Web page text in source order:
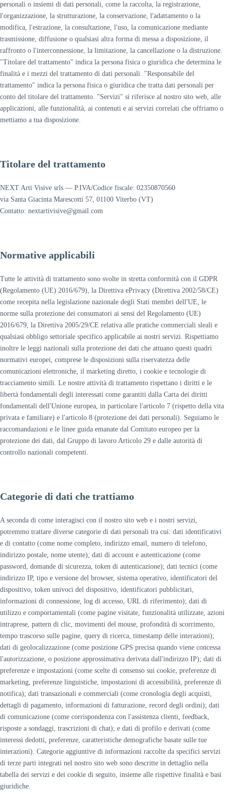
personali o insiemi di dati personali, come la raccolta, la registrazione,
l'organizzazione, la strutturazione, la conservazione, l'adattamento o la
modifica, l'estrazione, la consultazione, l'uso, la comunicazione mediante
trasmissione, diffusione o qualsiasi altra forma di messa a disposizione, il
raffronto o l'interconnessione, la limitazione, la cancellazione o la distruzione.
"Titolare del trattamento" indica la persona fisica o giuridica che determina le
finalità e i mezzi del trattamento di dati personali. "Responsabile del
trattamento" indica la persona fisica o giuridica che tratta dati personali per
conto del titolare del trattamento. "Servizi" si riferisce al nostro sito web, alle
applicazioni, alle funzionalità, ai contenuti e ai servizi correlati che offriamo o
mettiamo a tua disposizione.
Titolare del trattamento
NEXT Arti Visive srls — P.IVA/Codice fiscale: 02350870560
via Santa Giacinta Marescotti 57, 01100 Viterbo (VT)
Contatto: nextartivisive@gmail.com
Normative applicabili
Tutte le attività di trattamento sono svolte in stretta conformità con il GDPR
(Regolamento (UE) 2016/679), la Direttiva ePrivacy (Direttiva 2002/58/CE)
come recepita nella legislazione nazionale degli Stati membri dell'UE, le
norme sulla protezione dei consumatori ai sensi del Regolamento (UE)
2016/679, la Direttiva 2005/29/CE relativa alle pratiche commerciali sleali e
qualsiasi obbligo settoriale specifico applicabile ai nostri servizi. Rispettiamo
inoltre le leggi nazionali sulla protezione dei dati che attuano questi quadri
normativi europei, comprese le disposizioni sulla riservatezza delle
comunicazioni elettroniche, il marketing diretto, i cookie e tecnologie di
tracciamento simili. Le nostre attività di trattamento rispettano i diritti e le
libertà fondamentali degli interessati come garantiti dalla Carta dei diritti
fondamentali dell'Unione europea, in particolare l'articolo 7 (rispetto della vita
privata e familiare) e l'articolo 8 (protezione dei dati personali). Seguiamo le
raccomandazioni e le linee guida emanate dal Comitato europeo per la
protezione dei dati, dal Gruppo di lavoro Articolo 29 e dalle autorità di
controllo nazionali competenti.
Categorie di dati che trattiamo
A seconda di come interagisci con il nostro sito web e i nostri servizi,
potremmo trattare diverse categorie di dati personali tra cui: dati identificativi
e di contatto (come nome completo, indirizzo email, numero di telefono,
indirizzo postale, nome utente); dati di account e autenticazione (come
password, domande di sicurezza, token di autenticazione); dati tecnici (come
indirizzo IP, tipo e versione del browser, sistema operativo, identificatori del
dispositivo, token univoci del dispositivo, identificatori pubblicitari,
informazioni di connessione, log di accesso, URL di riferimento); dati di
utilizzo e comportamentali (come pagine visitate, funzionalità utilizzate, azioni
intraprese, pattern di clic, movimenti del mouse, profondità di scorrimento,
tempo trascorso sulle pagine, query di ricerca, timestamp delle interazioni);
dati di geolocalizzazione (come posizione GPS precisa quando viene concessa
l'autorizzazione, o posizione approssimativa derivata dall'indirizzo IP); dati di
preferenze e impostazioni (come scelte di consenso sui cookie, preferenze di
marketing, preferenze linguistiche, impostazioni di accessibilità, preferenze di
notifica); dati transazionali e commerciali (come cronologia degli acquisti,
dettagli di pagamento, informazioni di fatturazione, record degli ordini); dati
di comunicazione (come corrispondenza con l'assistenza clienti, feedback,
risposte a sondaggi, trascrizioni di chat); e dati di profilo e derivati (come
interessi dedotti, preferenze, caratteristiche demografiche basate sulle tue
interazioni). Categorie aggiuntive di informazioni raccolte da specifici servizi
di terze parti integrati nel nostro sito web sono descritte in dettaglio nella
tabella dei servizi e dei cookie di seguito, insieme alle rispettive finalità e basi
giuridiche.